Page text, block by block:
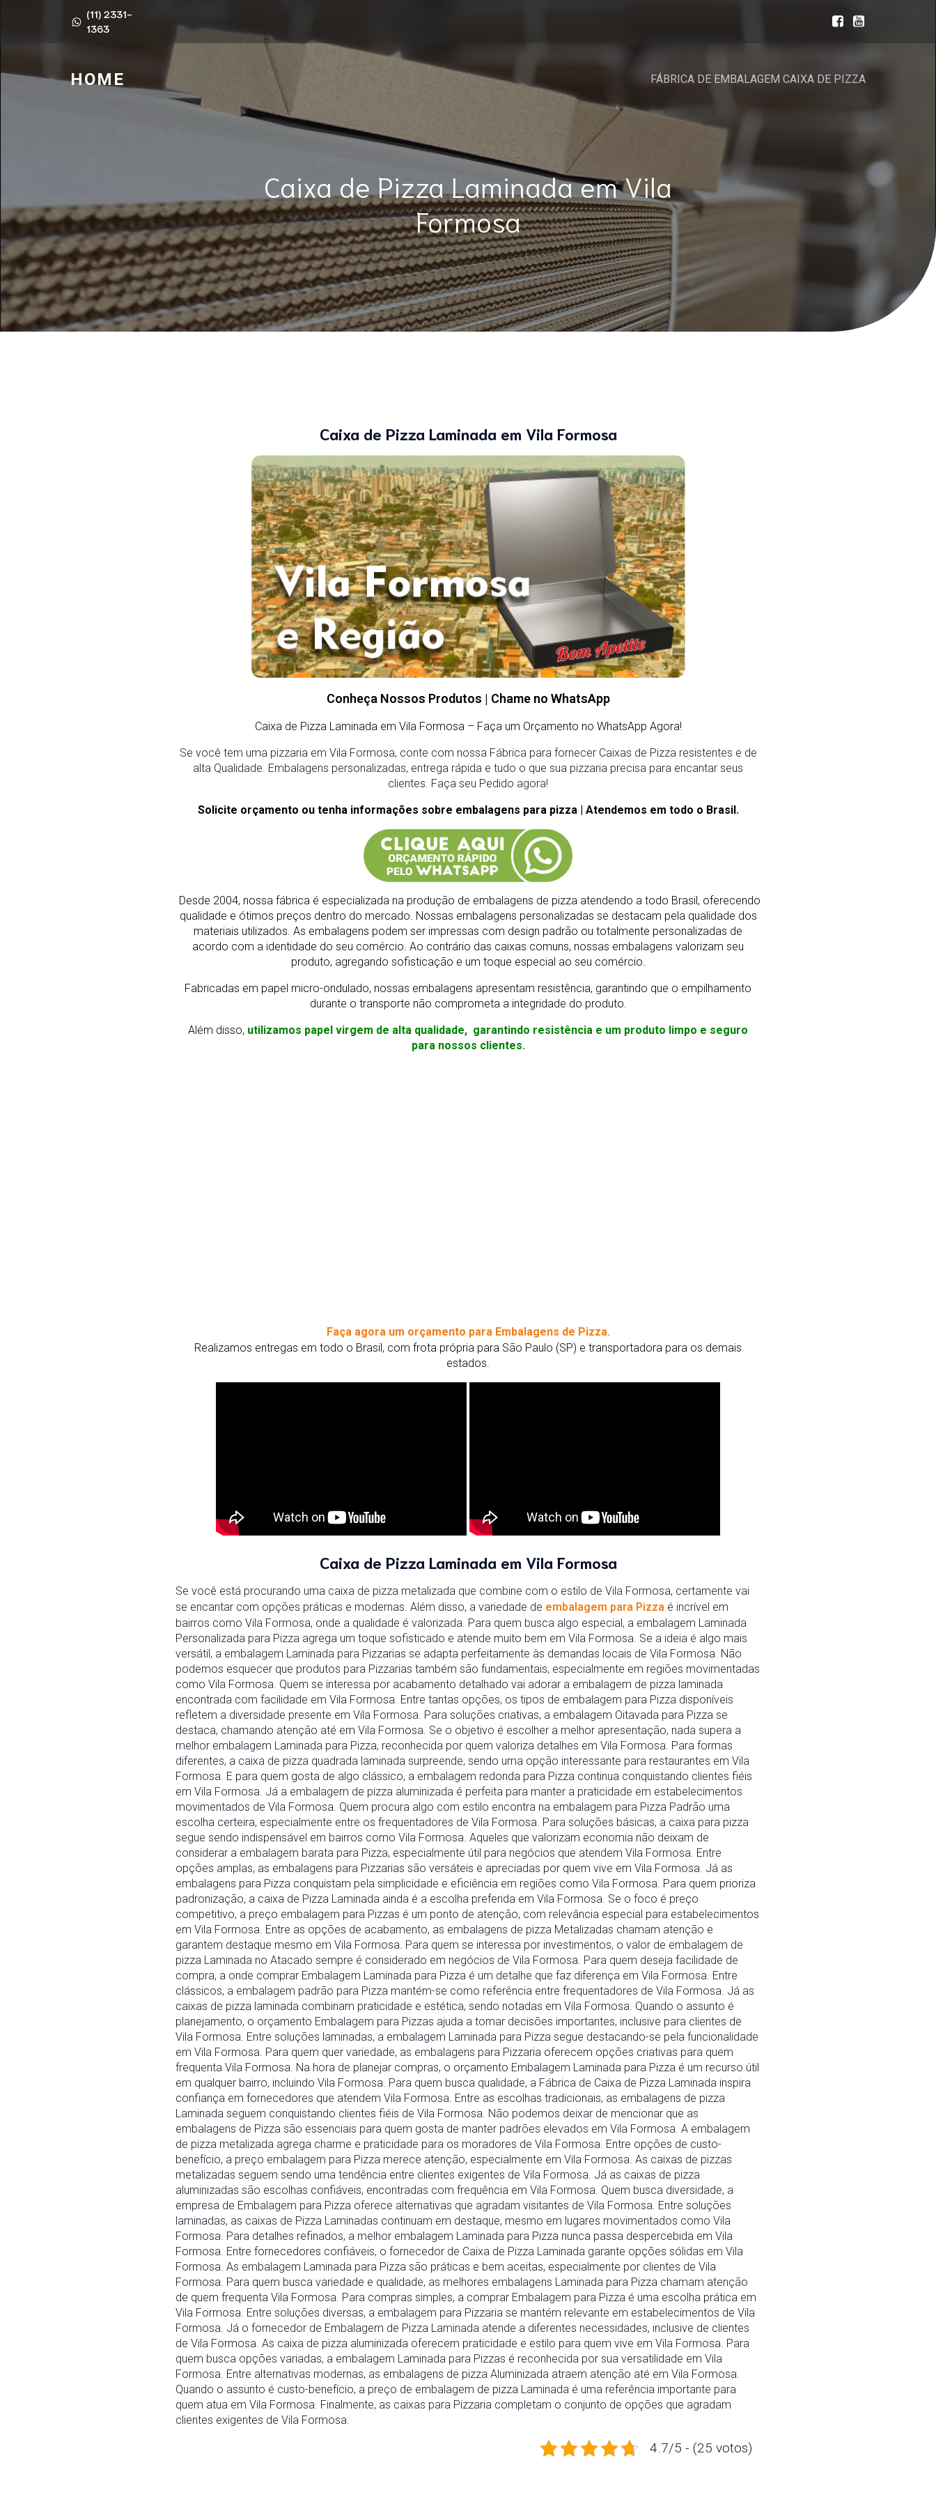
(11) 2331-
1363
HOME FÁBRICA DE EMBALAGEM CAIXA DE PIZZA
Caixa de Pizza Laminada em Vila
Formosa
Caixa de Pizza Laminada em Vila Formosa
Conheça Nossos Produtos | Chame no WhatsApp
Caixa de Pizza Laminada em Vila Formosa – Faça um Orçamento no WhatsApp Agora!
Se você tem uma pizzaria em Vila Formosa, conte com nossa Fábrica para fornecer Caixas de Pizza resistentes e de
alta Qualidade. Embalagens personalizadas, entrega rápida e tudo o que sua pizzaria precisa para encantar seus
clientes. Faça seu Pedido agora!
Solicite orçamento ou tenha informações sobre embalagens para pizza | Atendemos em todo o Brasil.
Desde 2004, nossa fábrica é especializada na produção de embalagens de pizza atendendo a todo Brasil, oferecendo
qualidade e ótimos preços dentro do mercado. Nossas embalagens personalizadas se destacam pela qualidade dos
materiais utilizados. As embalagens podem ser impressas com design padrão ou totalmente personalizadas de
acordo com a identidade do seu comércio. Ao contrário das caixas comuns, nossas embalagens valorizam seu
produto, agregando sofisticação e um toque especial ao seu comércio.
Fabricadas em papel micro-ondulado, nossas embalagens apresentam resistência, garantindo que o empilhamento
durante o transporte não comprometa a integridade do produto.
Além disso, utilizamos papel virgem de alta qualidade, garantindo resistência e um produto limpo e seguro
para nossos clientes.
Faça agora um orçamento para Embalagens de Pizza.
Realizamos entregas em todo o Brasil, com frota própria para São Paulo (SP) e transportadora para os demais
estados.
Caixa de Pizza Laminada em Vila Formosa
Se você está procurando uma caixa de pizza metalizada que combine com o estilo de Vila Formosa, certamente vai
se encantar com opções práticas e modernas. Além disso, a variedade de embalagem para Pizza é incrível em
bairros como Vila Formosa, onde a qualidade é valorizada. Para quem busca algo especial, a embalagem Laminada
Personalizada para Pizza agrega um toque sofisticado e atende muito bem em Vila Formosa. Se a ideia é algo mais
versátil, a embalagem Laminada para Pizzarias se adapta perfeitamente às demandas locais de Vila Formosa. Não
podemos esquecer que produtos para Pizzarias também são fundamentais, especialmente em regiões movimentadas
como Vila Formosa. Quem se interessa por acabamento detalhado vai adorar a embalagem de pizza laminada
encontrada com facilidade em Vila Formosa. Entre tantas opções, os tipos de embalagem para Pizza disponíveis
refletem a diversidade presente em Vila Formosa. Para soluções criativas, a embalagem Oitavada para Pizza se
destaca, chamando atenção até em Vila Formosa. Se o objetivo é escolher a melhor apresentação, nada supera a
melhor embalagem Laminada para Pizza, reconhecida por quem valoriza detalhes em Vila Formosa. Para formas
diferentes, a caixa de pizza quadrada laminada surpreende, sendo uma opção interessante para restaurantes em Vila
Formosa. E para quem gosta de algo clássico, a embalagem redonda para Pizza continua conquistando clientes fiéis
em Vila Formosa. Já a embalagem de pizza aluminizada é perfeita para manter a praticidade em estabelecimentos
movimentados de Vila Formosa. Quem procura algo com estilo encontra na embalagem para Pizza Padrão uma
escolha certeira, especialmente entre os frequentadores de Vila Formosa. Para soluções básicas, a caixa para pizza
segue sendo indispensável em bairros como Vila Formosa. Aqueles que valorizam economia não deixam de
considerar a embalagem barata para Pizza, especialmente útil para negócios que atendem Vila Formosa. Entre
opções amplas, as embalagens para Pizzarias são versáteis e apreciadas por quem vive em Vila Formosa. Já as
embalagens para Pizza conquistam pela simplicidade e eficiência em regiões como Vila Formosa. Para quem prioriza
padronização, a caixa de Pizza Laminada ainda é a escolha preferida em Vila Formosa. Se o foco é preço
competitivo, a preço embalagem para Pizzas é um ponto de atenção, com relevância especial para estabelecimentos
em Vila Formosa. Entre as opções de acabamento, as embalagens de pizza Metalizadas chamam atenção e
garantem destaque mesmo em Vila Formosa. Para quem se interessa por investimentos, o valor de embalagem de
pizza Laminada no Atacado sempre é considerado em negócios de Vila Formosa. Para quem deseja facilidade de
compra, a onde comprar Embalagem Laminada para Pizza é um detalhe que faz diferença em Vila Formosa. Entre
clássicos, a embalagem padrão para Pizza mantém-se como referência entre frequentadores de Vila Formosa. Já as
caixas de pizza laminada combinam praticidade e estética, sendo notadas em Vila Formosa. Quando o assunto é
planejamento, o orçamento Embalagem para Pizzas ajuda a tomar decisões importantes, inclusive para clientes de
Vila Formosa. Entre soluções laminadas, a embalagem Laminada para Pizza segue destacando-se pela funcionalidade
em Vila Formosa. Para quem quer variedade, as embalagens para Pizzaria oferecem opções criativas para quem
frequenta Vila Formosa. Na hora de planejar compras, o orçamento Embalagem Laminada para Pizza é um recurso útil
em qualquer bairro, incluindo Vila Formosa. Para quem busca qualidade, a Fábrica de Caixa de Pizza Laminada inspira
confiança em fornecedores que atendem Vila Formosa. Entre as escolhas tradicionais, as embalagens de pizza
Laminada seguem conquistando clientes fiéis de Vila Formosa. Não podemos deixar de mencionar que as
embalagens de Pizza são essenciais para quem gosta de manter padrões elevados em Vila Formosa. A embalagem
de pizza metalizada agrega charme e praticidade para os moradores de Vila Formosa. Entre opções de custo-
benefício, a preço embalagem para Pizza merece atenção, especialmente em Vila Formosa. As caixas de pizzas
metalizadas seguem sendo uma tendência entre clientes exigentes de Vila Formosa. Já as caixas de pizza
aluminizadas são escolhas confiáveis, encontradas com frequência em Vila Formosa. Quem busca diversidade, a
empresa de Embalagem para Pizza oferece alternativas que agradam visitantes de Vila Formosa. Entre soluções
laminadas, as caixas de Pizza Laminadas continuam em destaque, mesmo em lugares movimentados como Vila
Formosa. Para detalhes refinados, a melhor embalagem Laminada para Pizza nunca passa despercebida em Vila
Formosa. Entre fornecedores confiáveis, o fornecedor de Caixa de Pizza Laminada garante opções sólidas em Vila
Formosa. As embalagem Laminada para Pizza são práticas e bem aceitas, especialmente por clientes de Vila
Formosa. Para quem busca variedade e qualidade, as melhores embalagens Laminada para Pizza chamam atenção
de quem frequenta Vila Formosa. Para compras simples, a comprar Embalagem para Pizza é uma escolha prática em
Vila Formosa. Entre soluções diversas, a embalagem para Pizzaria se mantém relevante em estabelecimentos de Vila
Formosa. Já o fornecedor de Embalagem de Pizza Laminada atende a diferentes necessidades, inclusive de clientes
de Vila Formosa. As caixa de pizza aluminizada oferecem praticidade e estilo para quem vive em Vila Formosa. Para
quem busca opções variadas, a embalagem Laminada para Pizzas é reconhecida por sua versatilidade em Vila
Formosa. Entre alternativas modernas, as embalagens de pizza Aluminizada atraem atenção até em Vila Formosa.
Quando o assunto é custo-benefício, a preço de embalagem de pizza Laminada é uma referência importante para
quem atua em Vila Formosa. Finalmente, as caixas para Pizzaria completam o conjunto de opções que agradam
clientes exigentes de Vila Formosa.
4.7/5 - (25 votos)